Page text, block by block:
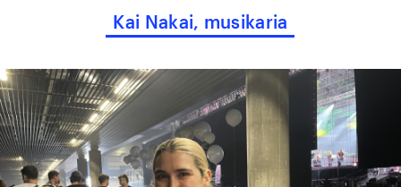
Kai Nakai, musikaria